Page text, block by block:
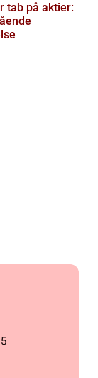
tab på aktier: